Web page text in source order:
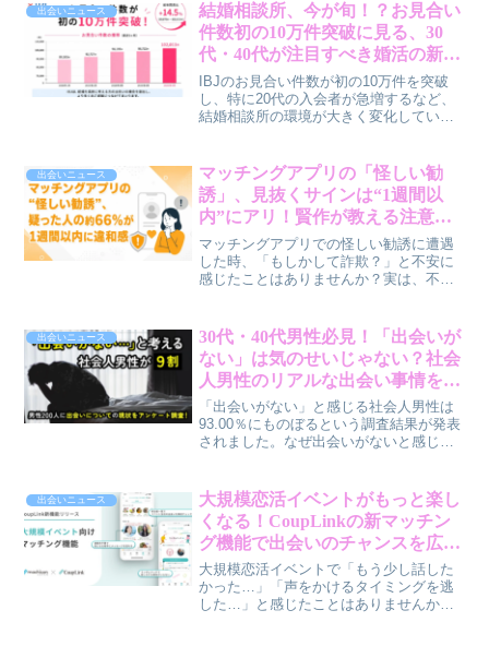
出会いニュース
結婚相談所、今が旬！？お見合い
件数初の10万件突破に見る、30
代・40代が注目すべき婚活の新常
識【賢作コラム】
IBJのお見合い件数が初の10万件を突破
し、特に20代の入会者が急増するなど、
結婚相談所の環境が大きく変化していま
解説します。
出会いニュース
マッチングアプリの「怪しい勧
誘」、見抜くサインは“1週間以
内”にアリ！賢作が教える注意点
と対処法
マッチングアプリでの怪しい勧誘に遭遇
した時、「もしかして詐欺？」と不安に
感じたことはありませんか？実は、不審
事では、田中保彦法律事務所の調査結果
をもとに、怪しい勧誘の手口や見抜き
方、万が一被害に遭ってしまった際の対
処法について、30代・40代の皆さんに賢
作が本音でお伝えします。
出会いニュース
30代・40代男性必見！「出会いが
ない」は気のせいじゃない？社会
人男性のリアルな出会い事情を賢
作が解説
「出会いがない」と感じる社会人男性は
93.00％にものぼるという調査結果が発表
されました。なぜ出会いがないと感じる
んと一緒に、賢作が調査結果を紐解いて
いきます。
出会いニュース
大規模恋活イベントがもっと楽し
くなる！CoupLinkの新マッチン
グ機能で出会いのチャンスを広げ
よう
大規模恋活イベントで「もう少し話した
かった…」「声をかけるタイミングを逃
した…」と感じたことはありませんか？